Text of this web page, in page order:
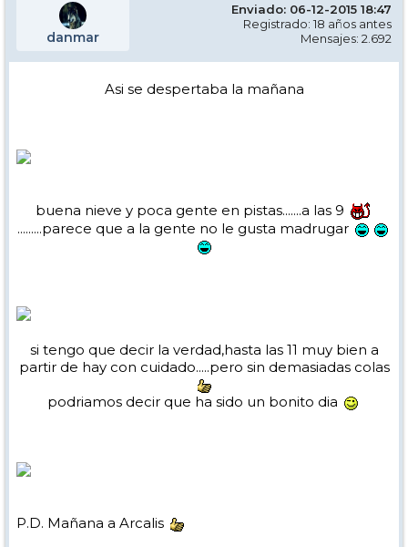
danmar
Enviado: 06-12-2015 18:47
Registrado: 18 años antes
Mensajes: 2.692
Asi se despertaba la mañana
buena nieve y poca gente en pistas.......a las 9
.........parece que a la gente no le gusta madrugar
si tengo que decir la verdad,hasta las 11 muy bien a
partir de hay con cuidado.....pero sin demasiadas colas
podriamos decir que ha sido un bonito dia
P.D. Mañana a Arcalis